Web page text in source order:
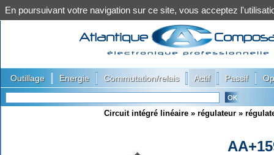
Outillage Energie Commutation/relais Actif Passif
Circuit intégré linéaire » régulateur »
En poursuivant votre navigation sur ce site, vous acceptez